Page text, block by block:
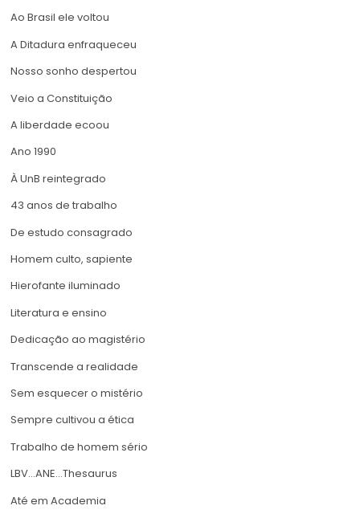
Ao Brasil ele voltou
A Ditadura enfraqueceu
Nosso sonho despertou
Veio a Constituição
A liberdade ecoou
Ano 1990
À UnB reintegrado
43 anos de trabalho
De estudo consagrado
Homem culto, sapiente
Hierofante iluminado
Literatura e ensino
Dedicação ao magistério
Transcende a realidade
Sem esquecer o mistério
Sempre cultivou a ética
Trabalho de homem sério
LBV…ANE…Thesaurus
Até em Academia